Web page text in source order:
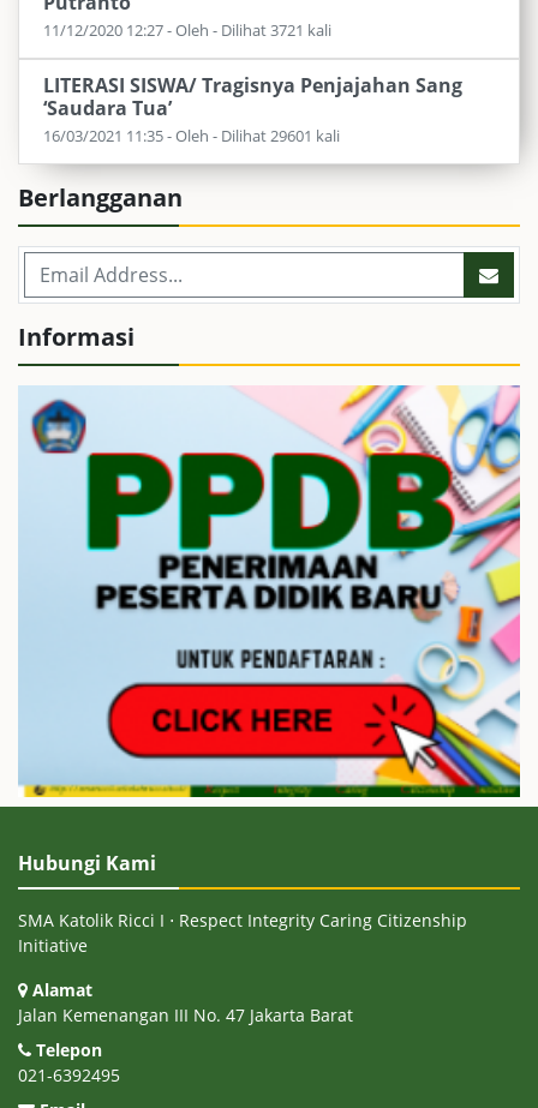
11/12/2020 12:27 - Oleh - Dilihat 3721 kali
LITERASI SISWA/ Tragisnya Penjajahan Sang
‘Saudara Tua’
16/03/2021 11:35 - Oleh - Dilihat 29601 kali
Berlangganan
Informasi
Hubungi Kami
SMA Katolik Ricci I ⋅ Respect Integrity Caring Citizenship
Initiative
Alamat
Jalan Kemenangan III No. 47 Jakarta Barat
Telepon
021-6392495